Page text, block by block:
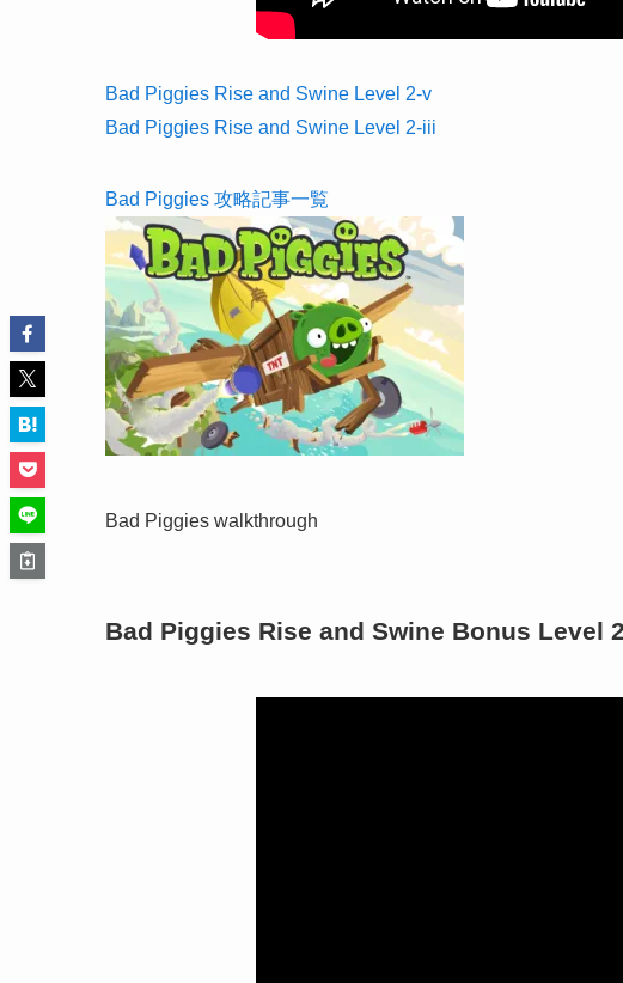
Bad Piggies Rise and Swine Level 2-v
Bad Piggies Rise and Swine Level 2-iii
Bad Piggies 攻略記事一覧
Bad Piggies walkthrough
Bad Piggies Rise and Swine Bonus Level